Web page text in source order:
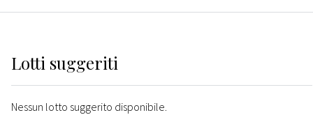
Lotti suggeriti
Nessun lotto suggerito disponibile.